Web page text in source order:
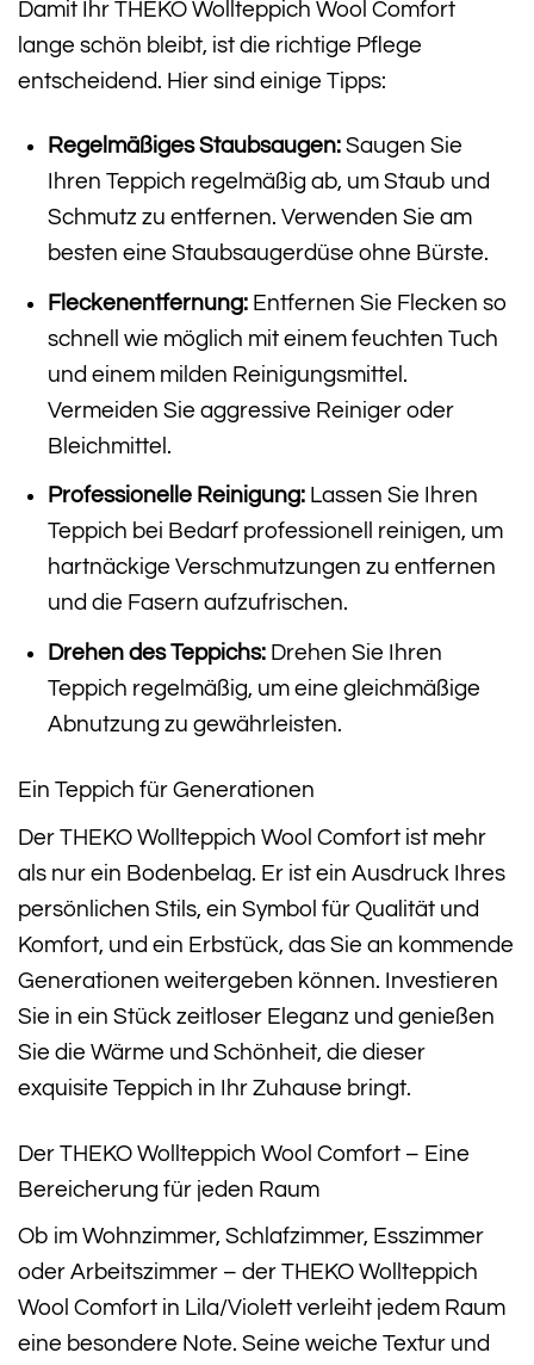
Damit Ihr THEKO Wollteppich Wool Comfort
lange schön bleibt, ist die richtige Pflege
entscheidend. Hier sind einige Tipps:
Regelmäßiges Staubsaugen:Saugen Sie
Ihren Teppich regelmäßig ab, um Staub und
Schmutz zu entfernen. Verwenden Sie am
besten eine Staubsaugerdüse ohne Bürste.
Fleckenentfernung:Entfernen Sie Flecken so
schnell wie möglich mit einem feuchten Tuch
und einem milden Reinigungsmittel.
Vermeiden Sie aggressive Reiniger oder
Bleichmittel.
Professionelle Reinigung:Lassen Sie Ihren
Teppich bei Bedarf professionell reinigen, um
hartnäckige Verschmutzungen zu entfernen
und die Fasern aufzufrischen.
Drehen des Teppichs:Drehen Sie Ihren
Teppich regelmäßig, um eine gleichmäßige
Abnutzung zu gewährleisten.
Ein Teppich für Generationen
Der THEKO Wollteppich Wool Comfort ist mehr
als nur ein Bodenbelag. Er ist ein Ausdruck Ihres
persönlichen Stils, ein Symbol für Qualität und
Komfort, und ein Erbstück, das Sie an kommende
Generationen weitergeben können. Investieren
Sie in ein Stück zeitloser Eleganz und genießen
Sie die Wärme und Schönheit, die dieser
exquisite Teppich in Ihr Zuhause bringt.
Der THEKO Wollteppich Wool Comfort – Eine
Bereicherung für jeden Raum
Ob im Wohnzimmer, Schlafzimmer, Esszimmer
oder Arbeitszimmer – der THEKO Wollteppich
Wool Comfort in Lila/Violett verleiht jedem Raum
eine besondere Note. Seine weiche Textur und